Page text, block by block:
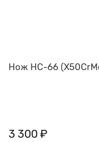
Нож НС-66
3 300 ₽